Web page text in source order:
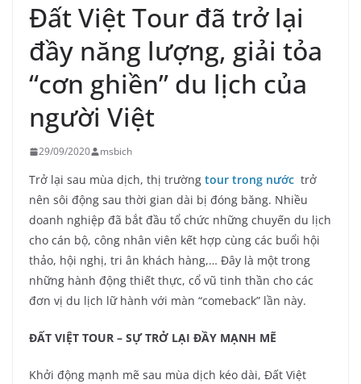
Đất Việt Tour đã trở lại
đầy năng lượng, giải tỏa
“cơn ghiền” du lịch của
người Việt
29/09/2020 msbich
Trở lại sau mùa dịch, thị trường tour trong nước trở
nên sôi động sau thời gian dài bị đóng băng. Nhiều
doanh nghiệp đã bắt đầu tổ chức những chuyến du lịch
cho cán bộ, công nhân viên kết hợp cùng các buổi hội
thảo, hội nghị, tri ân khách hàng,… Đây là một trong
những hành động thiết thực, cổ vũ tinh thần cho các
đơn vị du lịch lữ hành với màn “comeback” lần này.
ĐẤT VIỆT TOUR – SỰ TRỞ LẠI ĐẦY MẠNH MẼ
Khởi động mạnh mẽ sau mùa dịch kéo dài, Đất Việt